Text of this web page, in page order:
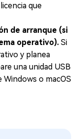
que
de arranque (si
operativo). Si
y planea
una unidad USB
o macOS